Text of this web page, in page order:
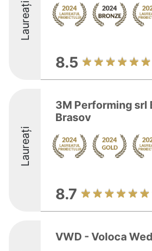
Laureați
8.5
Laureați
3M Performing srl
Brasov
8.7
VWD - Voloca